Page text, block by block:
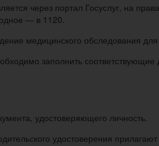
через портал Госуслуг, на
— в 1120.
медицинского обследования
заполнить
удостоверяющего личность.
удостоверения